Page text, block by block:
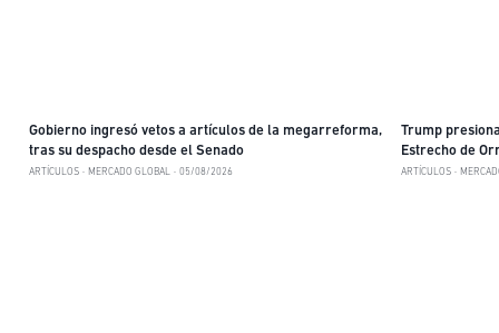
Gobierno ingresó vetos a artículos de la megarreforma,
tras su despacho desde el Senado
ARTÍCULOS MERCADO GLOBAL 05/08/2026
Trump
Estrecho de
ARTÍCULOS